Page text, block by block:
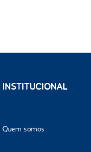
INSTITUCIONAL
Quem somos